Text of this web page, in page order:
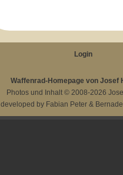
Login
Waffenrad-Homepage von Josef
Photos und Inhalt © 2008-2026
developed by Fabian Peter &